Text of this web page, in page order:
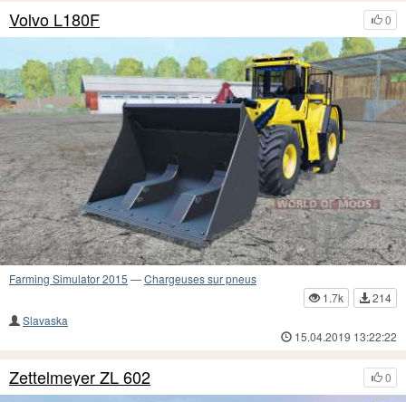
0
Volvo L180F
Farming Simulator 2015 —Chargeuses sur pneus
1.7k
214
Slavaska
15.04.2019 13:22:22
0
Zettelmeyer ZL 602